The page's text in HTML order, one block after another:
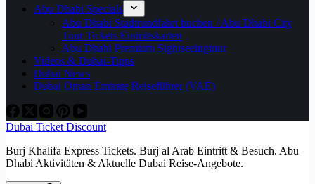
Abu Dhabi Specials
Abu Dhabi Stadtrundfahrt buchen / Abu Dhabi City
Tour Tickets Eintrittskarten
Abu Dhabi Premium Sightseeingtour
Videos & Dubai-Tipps
Dubai News
Dubai Oman Emirate Reiseführer (VAE)
Dubai Ticket Discount
Burj Khalifa Express Tickets. Burj al Arab Eintritt & Besuch. Abu
Dhabi Aktivitäten & Aktuelle Dubai Reise-Angebote.